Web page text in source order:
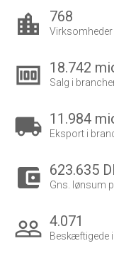
location_city 768
money 18.742
Salg i
local_shipping 11.984
Eksport i
account_balance_wallet 623.635
Gns. lønsum
people_outline 4.071
Beskæftigede